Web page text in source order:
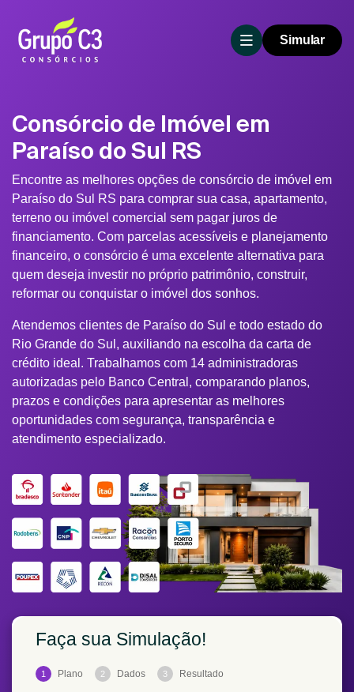
Simular
Consórcio de Imóvel em
Paraíso do Sul RS
Encontre as melhores opções de consórcio de imóvel em
Paraíso do Sul RS para comprar sua casa, apartamento,
terreno ou imóvel comercial sem pagar juros de
financiamento. Com parcelas acessíveis e planejamento
financeiro, o consórcio é uma excelente alternativa para
quem deseja investir no próprio patrimônio, construir,
reformar ou conquistar o imóvel dos sonhos.
Atendemos clientes de Paraíso do Sul e todo estado do
Rio Grande do Sul, auxiliando na escolha da carta de
crédito ideal. Trabalhamos com 14 administradoras
autorizadas pelo Banco Central, comparando planos,
prazos e condições para apresentar as melhores
oportunidades com segurança, transparência e
atendimento especializado.
Faça sua Simulação!
1 Plano 2 Dados 3 Resultado